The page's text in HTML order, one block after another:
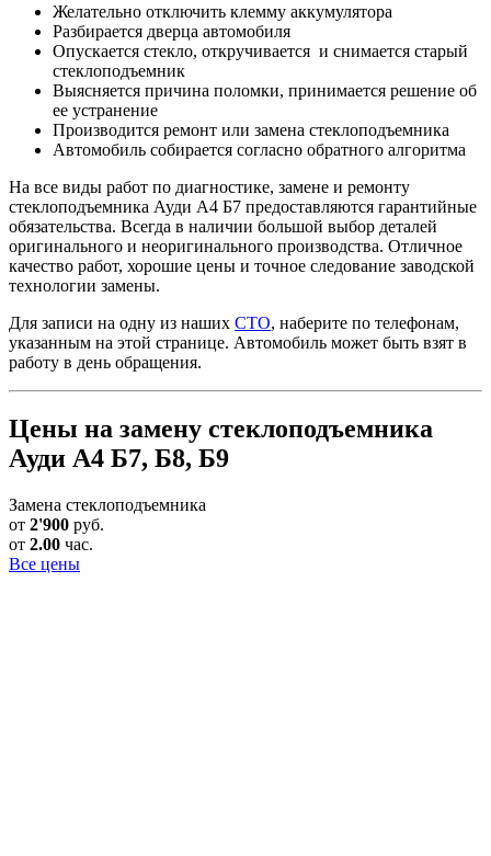
Желательно отключить клемму аккумулятора
Разбирается дверца автомобиля
Опускается стекло, откручивается и снимается старый
стеклоподъемник
Выясняется причина поломки, принимается решение об
ее устранение
Производится ремонт или замена стеклоподъемника
Автомобиль собирается согласно обратного алгоритма
На все виды работ по диагностике, замене и ремонту
стеклоподъемника Ауди А4 Б7 предоставляются гарантийные
обязательства. Всегда в наличии большой выбор деталей
оригинального и неоригинального производства. Отличное
качество работ, хорошие цены и точное следование заводской
технологии замены.
Для записи на одну из наших СТО, наберите по телефонам,
указанным на этой странице. Автомобиль может быть взят в
работу в день обращения.
Цены на замену стеклоподъемника
Ауди А4 Б7, Б8, Б9
Замена стеклоподъемника
от 2'900 руб.
от 2.00 час.
Все цены